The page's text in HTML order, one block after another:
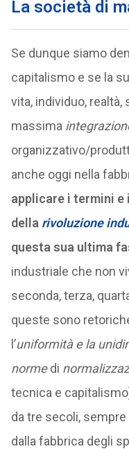
La società di
Se dunque siamo
capitalismo e se la
vita, individuo,
massima
organizzativo/
anche oggi nella
applicare i termini
della rivoluzione
questa sua ultima
industriale che non
seconda, terza,
queste sono
l’uniformità e la
normedi
tecnica e
da tre secoli,
dalla fabbrica degli